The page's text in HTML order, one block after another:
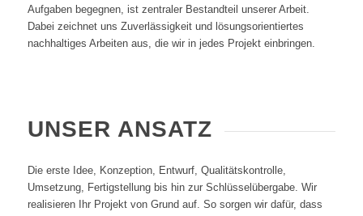
Aufgaben begegnen, ist zentraler Bestandteil unserer Arbeit.
Dabei zeichnet uns Zuverlässigkeit und lösungsorientiertes
nachhaltiges Arbeiten aus, die wir in jedes Projekt einbringen.
UNSER ANSATZ
Die erste Idee, Konzeption, Entwurf, Qualitätskontrolle,
Umsetzung, Fertigstellung bis hin zur Schlüsselübergabe. Wir
realisieren Ihr Projekt von Grund auf. So sorgen wir dafür, dass